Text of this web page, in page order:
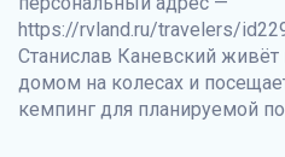
https://rvland.ru/travelers/
Станислав Каневский живёт
домом на колесах и
кемпинг для планируемой